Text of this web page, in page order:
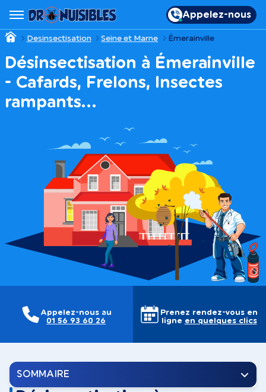
Appelez-nous
Desinsectisation Seine et Marne Émerainville
Désinsectisation à Émerainville
- Cafards, Frelons, Insectes
rampants…
Appelez-nous au
01 56 93 60 26
Prenez rendez-vous en
ligne en quelques clics
SOMMAIRE